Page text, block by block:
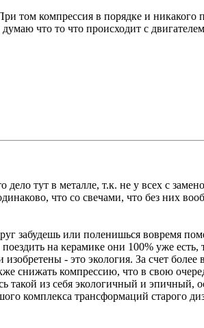
том компрессия в порядке и
что то что происходит с
тут в металле, т.к. не у всех с
что со свечами, что без них
забудешь или поленишься вовремя
на керамике они 100% уже есть,
- это экология. За счет
снижать компрессию, что в свою
из себя экологичный и эпичный,
комплекса трансформаций старого